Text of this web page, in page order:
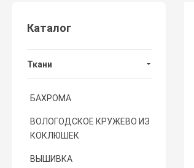
Каталог
Ткани
БАХРОМА
ВОЛОГОДСКОЕ КРУЖЕВО ИЗ
КОКЛЮШЕК
ВЫШИВКА